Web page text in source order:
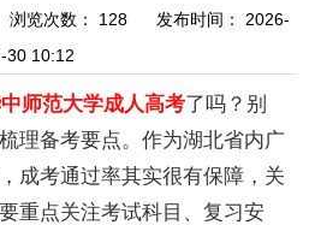
浏览次数： 128 发布时间：
2026-
30 10:12
师范大学成人高考了吗？别
理备考要点。作为湖北省内广
成考通过率其实很有保障，关
重点关注考试科目、复习安